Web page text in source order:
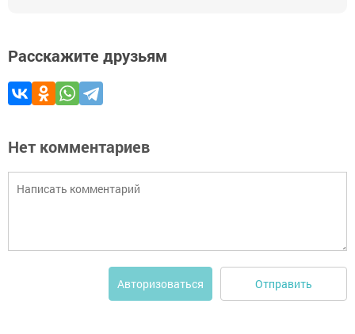
Расскажите друзьям
Нет комментариев
Авторизоваться Отправить